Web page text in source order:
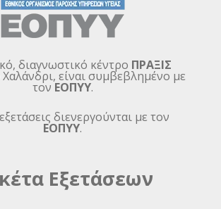
διαγνωστικό κέντρο ΠΡΑΞΙΣ
είναι συμβεβλημένο με
τονΕΟΠΥΥ.
διενεργούνται με τον
ΕΟΠΥΥ.
Εξετάσεων